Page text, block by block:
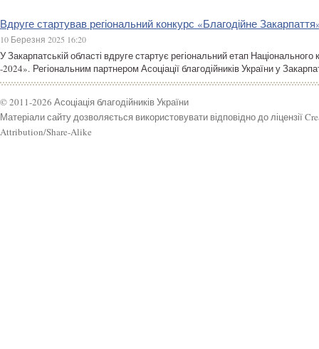
Вдруге стартував регіональний конкурс «Благодійне
10 Березня 2025 16:20
У Закарпатській області вдруге стартує регіональний етап
-2024». Регіональним партнером Асоціації благодійників України у
© 2011-2026 Асоціація благодійників України
Матеріали сайту дозволяється використовувати відповідно до ліцензії
Attribution/Share-Alike